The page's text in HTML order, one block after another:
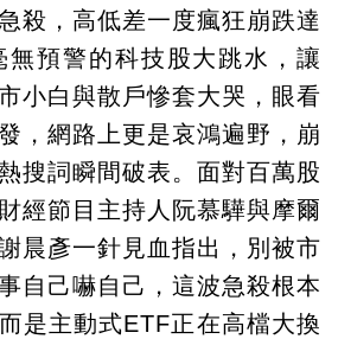
殺，高低差一度瘋狂崩跌達
無預警的科技股大跳水，讓
小白與散戶慘套大哭，眼看
，網路上更是哀鴻遍野，崩
搜詞瞬間破表。面對百萬股
經節目主持人阮慕驊與摩爾
晨彥一針見血指出，別被市
自己嚇自己，這波急殺根本
是主動式ETF正在高檔大換